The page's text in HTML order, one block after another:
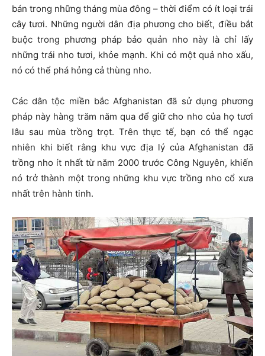
bán trong những tháng mùa đông – thời điểm có ít loại trái
cây tươi. Những người dân địa phương cho biết, điều bắt
buộc trong phương pháp bảo quản nho này là chỉ lấy
những trái nho tươi, khỏe mạnh. Khi có một quả nho xấu,
nó có thể phá hỏng cả thùng nho.
Các dân tộc miền bắc Afghanistan đã sử dụng phương
pháp này hàng trăm năm qua để giữ cho nho của họ tươi
lâu sau mùa trồng trọt. Trên thực tế, bạn có thể ngạc
nhiên khi biết rằng khu vực địa lý của Afghanistan đã
trồng nho ít nhất từ ​​năm 2000 trước Công Nguyên, khiến
nó trở thành một trong những khu vực trồng nho cổ xưa
nhất trên hành tinh.